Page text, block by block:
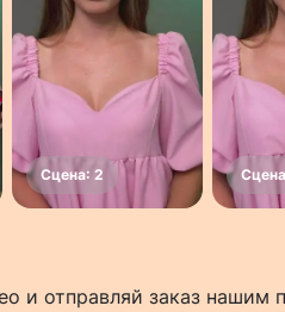
и отправляй заказ нашим